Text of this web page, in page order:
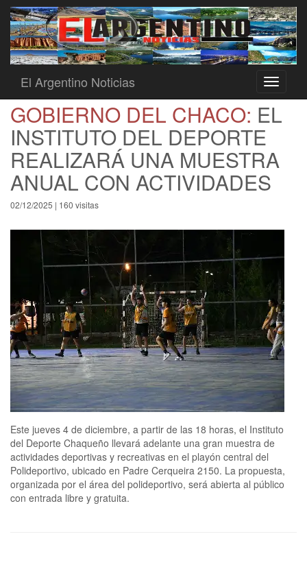
Toggle
El Argentino Noticias
GOBIERNO DEL CHACO: EL
INSTITUTO DEL DEPORTE
REALIZARÁ UNA MUESTRA
ANUAL CON ACTIVIDADES
02/12/2025 | 160 visitas
Este jueves 4 de diciembre, a partir de las 18 horas, el Instituto
del Deporte Chaqueño llevará adelante una gran muestra de
actividades deportivas y recreativas en el playón central del
Polideportivo, ubicado en Padre Cerqueira 2150. La propuesta,
organizada por el área del polideportivo, será abierta al público
con entrada libre y gratuita.